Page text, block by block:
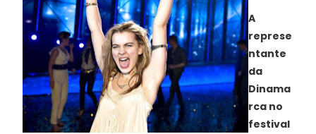
A
represe
ntante
da
Dinama
rca no
festival